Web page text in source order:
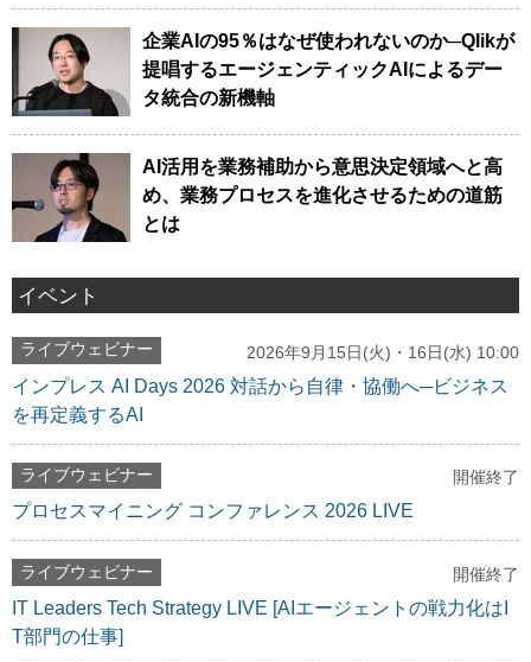
企業AIの95％はなぜ使われないのか─Qlikが
提唱するエージェンティックAIによるデー
タ統合の新機軸
AI活用を業務補助から意思決定領域へと高
め、業務プロセスを進化させるための道筋
とは
イベント
ライブウェビナー 2026年9月15日(火)・16日(水) 10:00
インプレス AI Days 2026 対話から自律・協働へ─ビジネス
を再定義するAI
ライブウェビナー 開催終了
プロセスマイニング コンファレンス 2026 LIVE
ライブウェビナー 開催終了
IT Leaders Tech Strategy LIVE [AIエージェントの戦力化はI
T部門の仕事]